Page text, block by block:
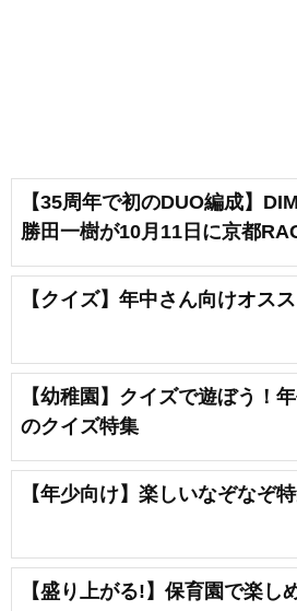
【35周年で初のDUO編成】
勝田一樹が10月11日に京都
【クイズ】年中さん向けオス
【幼稚園】クイズで遊ぼう！
のクイズ特集
【年少向け】楽しいなぞなぞ
【盛り上がる!】保育園で楽し